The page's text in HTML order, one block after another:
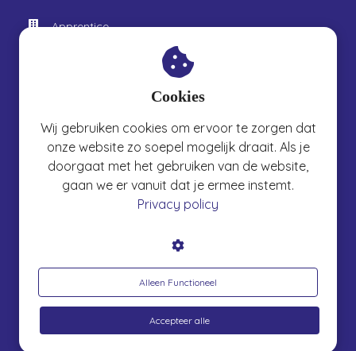
Apprentice
info@apprenticexm.nl
Copyright (c) Apprentice, 2026
Algemene voorwaarden
Cookies
Wij gebruiken cookies om ervoor te zorgen dat
onze website zo soepel mogelijk draait. Als je
doorgaat met het gebruiken van de website,
gaan we er vanuit dat je ermee instemt.
Privacy policy
Alleen Functioneel
Accepteer alle